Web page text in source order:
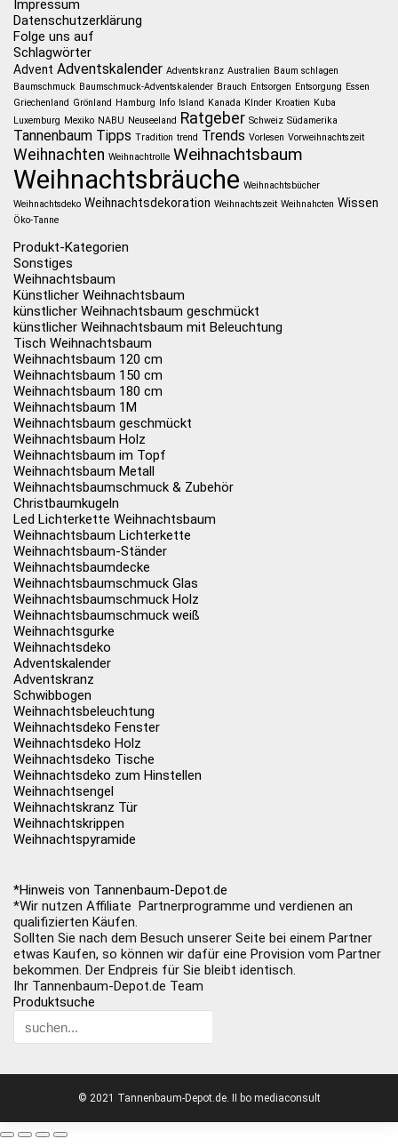
Impressum
Datenschutzerklärung
Folge uns auf
Schlagwörter
Advent Adventskalender Adventskranz Australien Baum schlagen
Baumschmuck Baumschmuck-Adventskalender Brauch Entsorgen Entsorgung Essen
Griechenland Grönland Hamburg Info Island Kanada KInder Kroatien Kuba
Luxemburg Mexiko NABU Neuseeland Ratgeber Schweiz Südamerika
Tannenbaum Tipps Tradition trend Trends Vorlesen Vorweihnachtszeit
Weihnachten Weihnachtrolle Weihnachtsbaum
Weihnachtsbräuche Weihnachtsbücher
Weihnachtsdeko Weihnachtsdekoration Weihnachtszeit Weihnahcten Wissen
Öko-Tanne
Produkt-Kategorien
Sonstiges
Weihnachtsbaum
Künstlicher Weihnachtsbaum
künstlicher Weihnachtsbaum geschmückt
künstlicher Weihnachtsbaum mit Beleuchtung
Tisch Weihnachtsbaum
Weihnachtsbaum 120 cm
Weihnachtsbaum 150 cm
Weihnachtsbaum 180 cm
Weihnachtsbaum 1M
Weihnachtsbaum geschmückt
Weihnachtsbaum Holz
Weihnachtsbaum im Topf
Weihnachtsbaum Metall
Weihnachtsbaumschmuck & Zubehör
Christbaumkugeln
Led Lichterkette Weihnachtsbaum
Weihnachtsbaum Lichterkette
Weihnachtsbaum-Ständer
Weihnachtsbaumdecke
Weihnachtsbaumschmuck Glas
Weihnachtsbaumschmuck Holz
Weihnachtsbaumschmuck weiß
Weihnachtsgurke
Weihnachtsdeko
Adventskalender
Adventskranz
Schwibbogen
Weihnachtsbeleuchtung
Weihnachtsdeko Fenster
Weihnachtsdeko Holz
Weihnachtsdeko Tische
Weihnachtsdeko zum Hinstellen
Weihnachtsengel
Weihnachtskranz Tür
Weihnachtskrippen
Weihnachtspyramide
*Hinweis von Tannenbaum-Depot.de
*Wir nutzen Affiliate Partnerprogramme und verdienen an
qualifizierten Käufen.
Sollten Sie nach dem Besuch unserer Seite bei einem Partner
etwas Kaufen, so können wir dafür eine Provision vom Partner
bekommen. Der Endpreis für Sie bleibt identisch.
Ihr Tannenbaum-Depot.de Team
Produktsuche
© 2021 Tannenbaum-Depot.de. II bo mediaconsult